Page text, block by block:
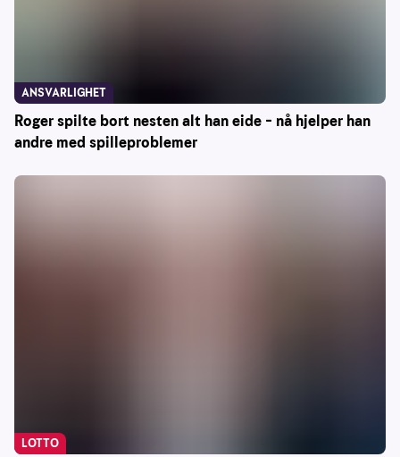
Roger spilte bort nesten alt han eide – nå hjelper han
andre med spilleproblemer
ANSVARLIGHET
LOTTO